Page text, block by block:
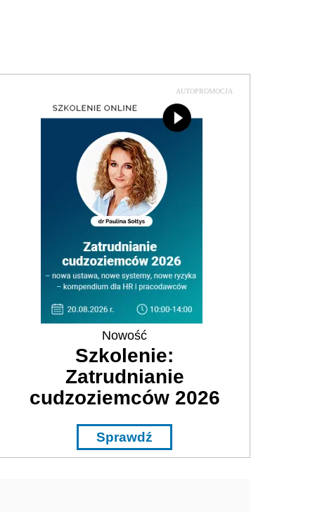
AUTOPROMOCJA
Nowość
Szkolenie:
Zatrudnianie
cudzoziemców 2026
Sprawdź